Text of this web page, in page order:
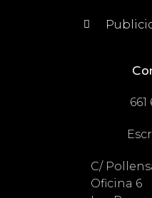
661
C/
Oficina 6